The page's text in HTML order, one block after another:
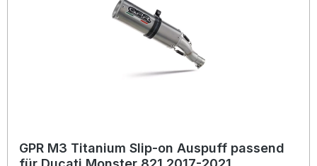
GPR M3 Titanium Slip-on Auspuff passend